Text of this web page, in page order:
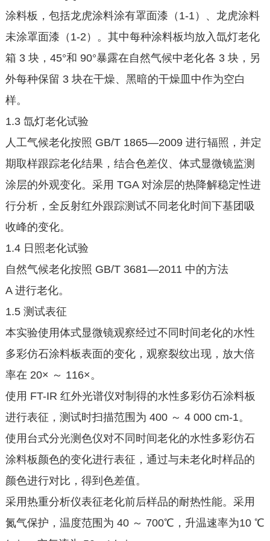
涂料板，包括龙虎涂料涂有罩面漆（1-1）、龙虎涂料
未涂罩面漆（1-2）。其中每种涂料板均放入氙灯老化
箱 3 块，45°和 90°暴露在自然气候中老化各 3 块，另
外每种保留 3 块在干燥、黑暗的干燥皿中作为空白
样。
1.3 氙灯老化试验
人工气候老化按照 GB/T 1865—2009 进行辐照，并定
期取样跟踪老化结果，结合色差仪、体式显微镜监测
涂层的外观变化。采用 TGA 对涂层的热降解稳定性进
行分析，全反射红外跟踪测试不同老化时间下基团吸
收峰的变化。
1.4 日照老化试验
自然气候老化按照 GB/T 3681—2011 中的方法
A 进行老化。
1.5 测试表征
本实验使用体式显微镜观察经过不同时间老化的水性
多彩仿石涂料板表面的变化，观察裂纹出现，放大倍
率在 20× ～ 116×。
使用 FT-IR 红外光谱仪对制得的水性多彩仿石涂料板
进行表征，测试时扫描范围为 400 ～ 4 000 cm-1。
使用台式分光测色仪对不同时间老化的水性多彩仿石
涂料板颜色的变化进行表征，通过与未老化时样品的
颜色进行对比，得到色差值。
采用热重分析仪表征老化前后样品的耐热性能。采用
氮气保护，温度范围为 40 ～ 700℃，升温速率为10 ℃